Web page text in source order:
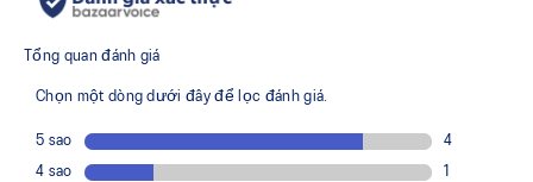
This product is formed with ethically sourced cotton to
support more sustainable manufacturing.
60% Cotton, 40% Polyester